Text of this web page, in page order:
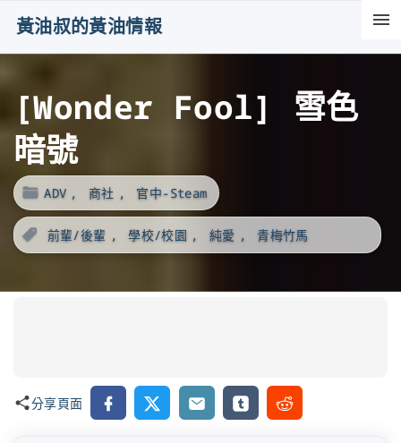
t
e
黃油叔的黃油情報
[Wonder Fool] 雪色
暗號
ADV 商社 官中-Steam
前輩/後輩 學校/校園 純愛 青梅竹馬
分享頁面 Facebook
X Email TumblrReddit